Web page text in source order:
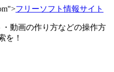
フリーソフト情報サイト
・動画の作り方などの操作方
を！